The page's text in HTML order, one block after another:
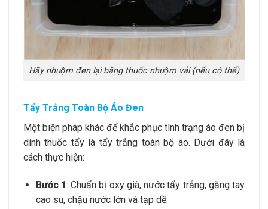
Hãy nhuộm đen lại bằng thuốc nhuộm vải (nếu có thể)
Tẩy Trắng Toàn Bộ Áo Đen
Một biện pháp khác để khắc phục tình trạng áo đen bị
dính thuốc tẩy là tẩy trắng toàn bộ áo. Dưới đây là
cách thực hiện:
Bước 1: Chuẩn bị oxy già, nước tẩy trắng, găng tay
cao su, chậu nước lớn và tạp dề.